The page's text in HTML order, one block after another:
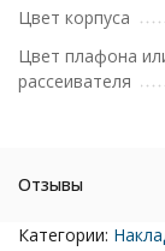
Цвет корпуса
Цвет плафона
рассеивателя
Отзывы
Категории: